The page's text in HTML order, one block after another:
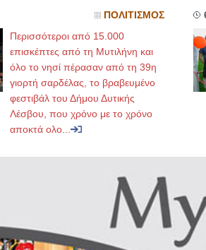
ΠΟΛΙΤΙΣΜΟΣ
Περισσότεροι από 15.000
επισκέπτες από τη Μυτιλήνη και
όλο το νησί πέρασαν από τη 39η
γιορτή σαρδέλας, το βραβευμένο
φεστιβάλ του Δήμου Δυτικής
Λέσβου, που χρόνο με το χρόνο
αποκτά ολο...